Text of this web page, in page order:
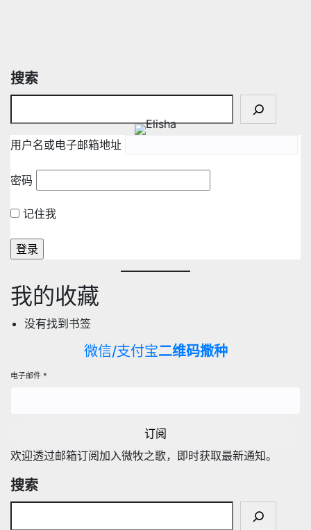
搜索
用户名或电子邮箱地址
密码
记住我
我的收藏
没有找到书签
微信/支付宝二维码撒种
电子邮件 *
订阅
欢迎透过邮箱订阅加入微牧之歌，即时获取最新通知。
搜索